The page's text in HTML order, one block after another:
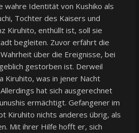
wahre Identität von Kushiko als
Tochter des Kaisers und
Kiruhito, enthüllt ist, soll sie
begleiten. Zuvor erfährt die
über die Ereignisse, bei
gestorben ist. Derweil
Kiruhito, was in jener Nacht
hat sich ausgerechnet
ermächtigt. Gefangener im
Kiruhito nichts anderes übrig, als
Mit ihrer Hilfe hofft er, sich